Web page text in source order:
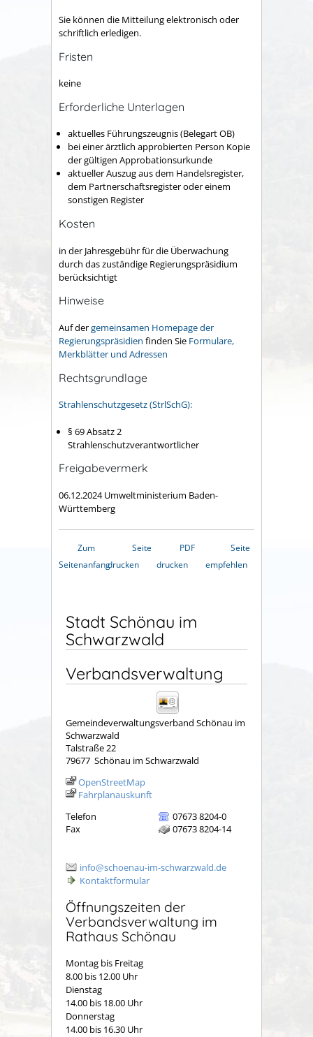
Sie können die Mitteilung elektronisch oder
schriftlich erledigen.
Fristen
keine
Erforderliche Unterlagen
aktuelles Führungszeugnis (Belegart OB)
bei einer ärztlich approbierten Person Kopie
der gültigen Approbationsurkunde
aktueller Auszug aus dem Handelsregister,
dem Partnerschaftsregister oder einem
sonstigen Register
Kosten
in der Jahresgebühr für die Überwachung
durch das zuständige Regierungspräsidium
berücksichtigt
Hinweise
Auf dergemeinsamen Homepage der
Regierungspräsidien finden Sie Formulare,
Merkblätter und Adressen
Rechtsgrundlage
Strahlenschutzgesetz (StrlSchG):
§ 69 Absatz 2
Strahlenschutzverantwortlicher
Freigabevermerk
06.12.2024 Umweltministerium Baden-
Württemberg
Zum
Seitenanfang
Seite
drucken
PDF
drucken
Seite
empfehlen
Stadt Schönau im
Schwarzwald
Verbandsverwaltung
Gemeindeverwaltungsverband Schönau im
Schwarzwald
Talstraße 22
79677 Schönau im Schwarzwald
OpenStreetMap
Fahrplanauskunft
Telefon
07673 8204-0
Fax
07673 8204-14
info@schoenau-im-schwarzwald.de
Kontaktformular
Öffnungszeiten der
Verbandsverwaltung im
Rathaus Schönau
Montag bis Freitag
8.00 bis 12.00 Uhr
Dienstag
14.00 bis 18.00 Uhr
Donnerstag
14.00 bis 16.30 Uhr